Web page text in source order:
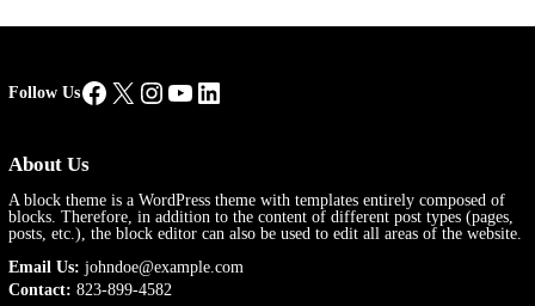
Follow UsFacebook
X Instagram
YouTube
LinkedIn
About Us
A block theme is a WordPress theme with templates entirely composed of
blocks. Therefore, in addition to the content of different post types (pages,
posts, etc.), the block editor can also be used to edit all areas of the website.
Email Us: johndoe@example.com
Contact: 823-899-4582